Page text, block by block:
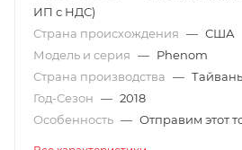
ИП с НДС)
Страна происхождения — США
Модель и серия — Phenom
Страна производства — Тайвань
Год-Сезон — 2018
Особенность — Отправим этот